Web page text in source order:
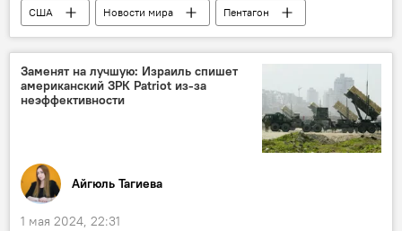
США Новости мира
Пентагон
ВВС
боевая авиация
морская пехота
Конгресс США
F-35
F-16
Заменят на лучшую: Израиль спишет
американский ЗРК Patriot из-за
неэффективности
Айгюль Тагиева
1 мая 2024, 22:31